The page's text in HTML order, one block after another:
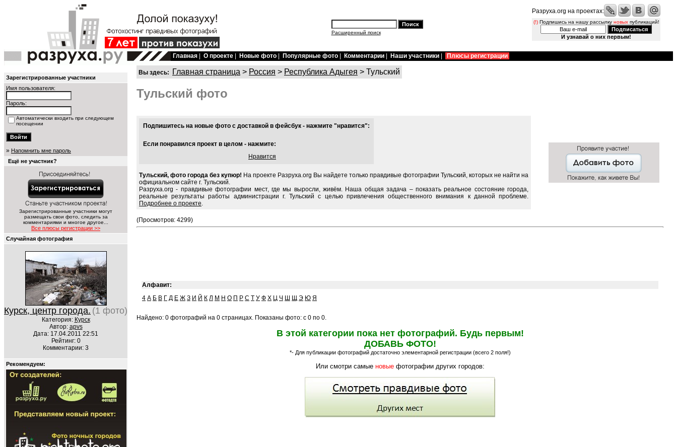
Расширенный поиск
Разруха.org на проектах:
(!)Подпишись на нашу рассылку новыхпубликаций!
И узнавай о них первым!
Главная О проекте Новые фото Популярные фото Комментарии Наши участники Плюсы регистрации
Зарегистрированные участники
Имя пользователя:
Пароль:
Автоматически входить при следующем
посещении
» Напомнить мне пароль
Ещё не участник?
Зарегистрированные участники могут
размещать свои фото, следить за
комментариями и многое другое...
Все плюсы регистрации >>
Случайная фотография
Курск, центр города. (1 фото)
Категория: Курск
Автор: apvs
Дата: 17.04.2011 22:51
Рейтинг: 0
Комментарии: 3
Рекомендуем:
Вы здесь: Главная страница > Россия > Республика Адыгея > Тульский
Тульский фото
Подпишитесь на новые фото с доставкой в фейсбук - нажмите "нравится":
Если понравился проект в целом - нажмите:
Нравится
Тульский, фото города без купюр! На проекте Разруха.org Вы найдете только правдивые фотографии Тульский, которых не найти на
официальном сайте г. Тульский.
Разруха.org - правдивые фотографии мест, где мы выросли, живём. Наша общая задача – показать реальное состояние города,
реальные результаты работы администрации г. Тульский с целью привлечения общественного внимания к данной проблеме.
Подробнее о проекте.
(Просмотров: 4299)
Алфавит:
4 А Б В Г Д Е Ж З И Й К Л М Н О П Р С Т У Ф Х Ц Ч Ш Щ Э Ю Я
Найдено: 0 фотографий на 0 страницах. Показаны фото: с 0 по 0.
В этой категории пока нет фотографий. Будь первым!
ДОБАВЬ ФОТО!
*- Для публикации фотографий достаточно элементарной регистрации (всего 2 поля!)
Или смотри самые новыефотографии других городов: